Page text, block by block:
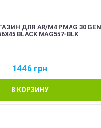
ДЛЯ AR/M4 PMAG 30 GEN
BLACK MAG557-BLK
1446 грн
В КОРЗИНУ